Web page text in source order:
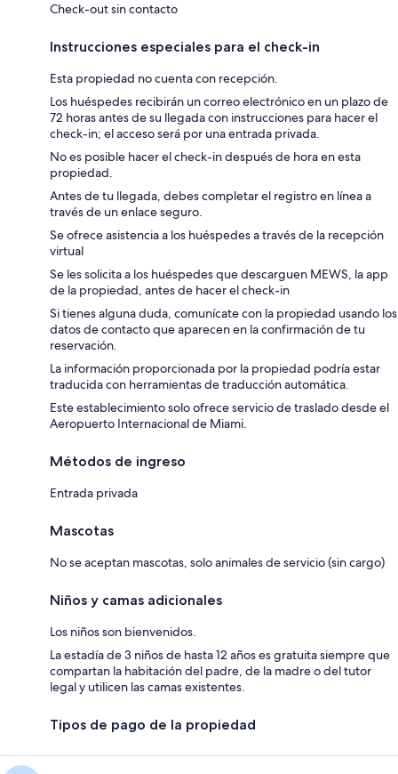
Check-out sin contacto
Instrucciones especiales para el check-in
Esta propiedad no cuenta con recepción.
Los huéspedes recibirán un correo electrónico en un plazo de
72 horas antes de su llegada con instrucciones para hacer el
check-in; el acceso será por una entrada privada.
No es posible hacer el check-in después de hora en esta
propiedad.
Antes de tu llegada, debes completar el registro en línea a
través de un enlace seguro.
Se ofrece asistencia a los huéspedes a través de la recepción
virtual
Se les solicita a los huéspedes que descarguen MEWS, la app
de la propiedad, antes de hacer el check-in
Si tienes alguna duda, comunícate con la propiedad usando los
datos de contacto que aparecen en la confirmación de tu
reservación.
La información proporcionada por la propiedad podría estar
traducida con herramientas de traducción automática.
Este establecimiento solo ofrece servicio de traslado desde el
Aeropuerto Internacional de Miami.
Métodos de ingreso
Entrada privada
Mascotas
No se aceptan mascotas, solo animales de servicio (sin cargo)
Niños y camas adicionales
Los niños son bienvenidos.
La estadía de 3 niños de hasta 12 años es gratuita siempre que
compartan la habitación del padre, de la madre o del tutor
legal y utilicen las camas existentes.
Tipos de pago de la propiedad